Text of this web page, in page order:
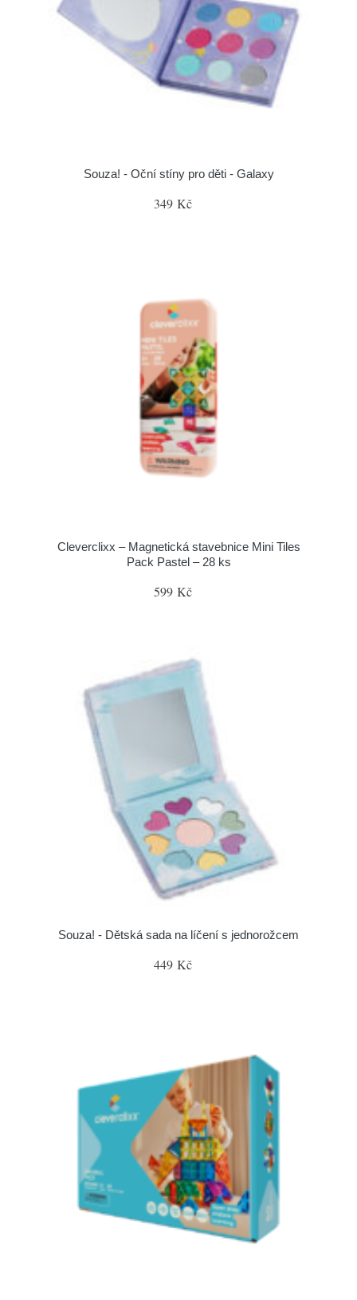
Souza! - Oční stíny pro děti - Galaxy
349 Kč
Cleverclixx – Magnetická stavebnice Mini Tiles
Pack Pastel – 28 ks
599 Kč
Souza! - Dětská sada na líčení s jednorožcem
449 Kč